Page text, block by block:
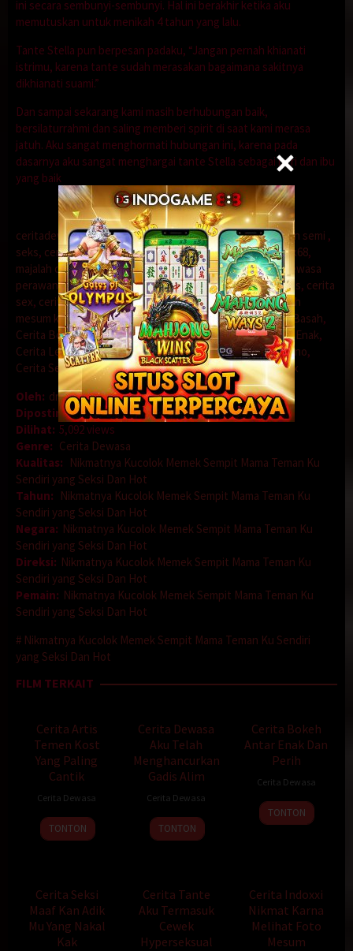
ini secara sembunyi-sembunyi. Hal ini berakhir ketika aku
memutuskan untuk menikah 4 tahun yang lalu.
Tante Stella pun berpesan padaku, “Jangan pernah khianati
istrimu, karena tante sudah merasakan bagaimana sakitnya
dikhianati suami.”
Dan sampai sekarang kami masih berhubungan baik,
bersilaturrahmi dan saling memberi spirit di saat kami merasa
jatuh. Aku sangat menghormati hubungan ini, karena pada
dasarnya aku sangat menghargai tante Stella sebagai istri dan ibu
yang baik
ceritadewasa,cerita seks,film semi,cerita semi,nonton semi ,
seks, cerita seks,dewasa,cerita dewasa,detik,ceritasex68,
majalah dewasa,kisah nyata,cerita dewasa abg,cerita dewasa
perawan,cerita hot,cerita dewasa selingkuh,cerita panas, cerita
sex, cerita sex bokep,cerita bokep,cerita sex tante,kisah
mesum kisah seks,tante girang,Cerita 17 Tahun,Cerita Basah,
Cerita Bokep,Cerita Daun Muda,Cerita Dewasa,Cerita Enak,
Cerita Lendir,Cerita Ngentot,Cerita Ngewe,Cerita Porno,
Cerita Sedarah,Cerita Seks,Cerita Selingkuh,Cerita Sex
Oleh: dramakor
Diposting pada: Desember 4, 2020
Dilihat: 5,092 views
Genre: Cerita Dewasa
Kualitas: Nikmatnya Kucolok Memek Sempit Mama Teman Ku
Sendiri yang Seksi Dan Hot
Tahun: Nikmatnya Kucolok Memek Sempit Mama Teman Ku
Sendiri yang Seksi Dan Hot
Negara: Nikmatnya Kucolok Memek Sempit Mama Teman Ku
Sendiri yang Seksi Dan Hot
Direksi: Nikmatnya Kucolok Memek Sempit Mama Teman Ku
Sendiri yang Seksi Dan Hot
Pemain: Nikmatnya Kucolok Memek Sempit Mama Teman Ku
Sendiri yang Seksi Dan Hot
Nikmatnya Kucolok Memek Sempit Mama Teman Ku Sendiri
yang Seksi Dan Hot
FILM TERKAIT
Cerita Artis
Temen Kost
Yang Paling
Cantik
Cerita Dewasa
TONTON
Cerita Dewasa
Aku Telah
Menghancurkan
Gadis Alim
Cerita Dewasa
TONTON
Cerita Bokeh
Antar Enak Dan
Perih
Cerita Dewasa
TONTON
Cerita Seksi
Maaf Kan Adik
Mu Yang Nakal
Kak
Cerita Tante
Aku Termasuk
Cewek
Hyperseksual
Cerita Indoxxi
Nikmat Karna
Melihat Foto
Mesum